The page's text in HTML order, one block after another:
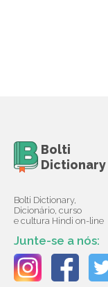
Bolti
Dictionary
Bolti Dictionary,
Dicionário, curso
e cultura Hindi on-line
Junte-se a nós: